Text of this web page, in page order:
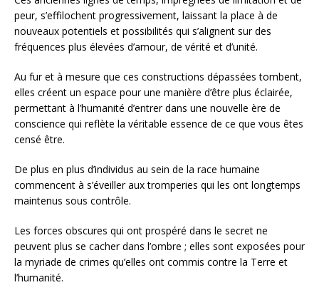
peur, s’effilochent progressivement, laissant la place à de
nouveaux potentiels et possibilités qui s’alignent sur des
fréquences plus élevées d’amour, de vérité et d’unité.
Au fur et à mesure que ces constructions dépassées tombent,
elles créent un espace pour une manière d’être plus éclairée,
permettant à l’humanité d’entrer dans une nouvelle ère de
conscience qui reflète la véritable essence de ce que vous êtes
censé être.
De plus en plus d’individus au sein de la race humaine
commencent à s’éveiller aux tromperies qui les ont longtemps
maintenus sous contrôle.
Les forces obscures qui ont prospéré dans le secret ne
peuvent plus se cacher dans l’ombre ; elles sont exposées pour
la myriade de crimes qu’elles ont commis contre la Terre et
l’humanité.